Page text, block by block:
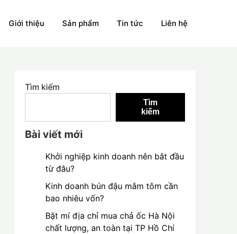
Giới thiệu Sản phẩm Tin tức Liên hệ
Tìm kiếm
Tìm
kiếm
Bài viết mới
Khởi nghiệp kinh doanh nên bắt đầu
từ đâu?
Kinh doanh bún đậu mắm tôm cần
bao nhiêu vốn?
Bật mí địa chỉ mua chả ốc Hà Nội
chất lượng, an toàn tại TP Hồ Chí